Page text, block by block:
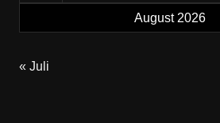
August 2026
« Juli